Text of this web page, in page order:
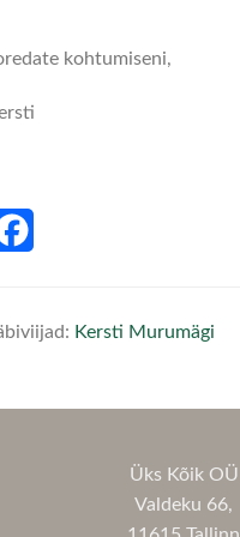
kohtumiseni,
Kersti Murumägi
Üks Kõik OÜ
Valdeku 66,